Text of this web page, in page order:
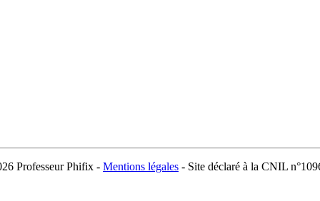
Professeur Phifix - Mentions légales - Site déclaré à la CNIL